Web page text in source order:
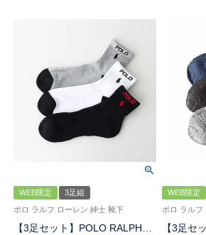
WEB限定
3足組
ポロ ラルフ ローレン 紳士 靴下
【3足セット】POLO RALPH
WEB限定
ポロ ラルフ
【3足セ